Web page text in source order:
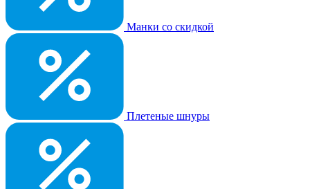
Манки со скидкой
Плетеные шнуры